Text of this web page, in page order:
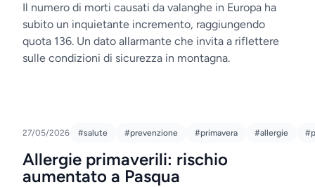
Il numero di morti causati da valanghe in Europa ha
subito un inquietante incremento, raggiungendo
quota 136. Un dato allarmante che invita a riflettere
sulle condizioni di sicurezza in montagna.
27/05/2026 #salute #prevenzione #primavera #allergie
Allergie primaverili: rischio
aumentato a Pasqua